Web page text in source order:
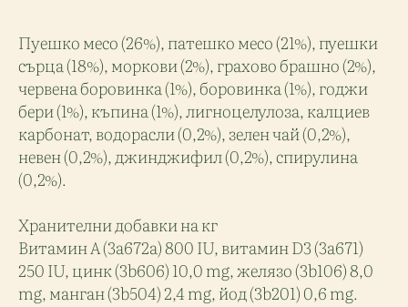
Пуешко месо (26%), патешко месо (21%), пуешки
сърца (18%), моркови (2%), грахово брашно (2%),
червена боровинка (1%), боровинка (1%), годжи
бери (1%), къпина (1%), лигноцелулоза, калциев
карбонат, водорасли (0,2%), зелен чай (0,2%),
невен (0,2%), джинджифил (0,2%), спирулина
(0,2%).
Хранителни добавки на кг
Витамин A (3a672a) 800 IU, витамин D3 (3a671)
250 IU, цинк (3b606) 10,0 mg, желязо (3b106) 8,0
mg, манган (3b504) 2,4 mg, йод (3b201) 0,6 mg.